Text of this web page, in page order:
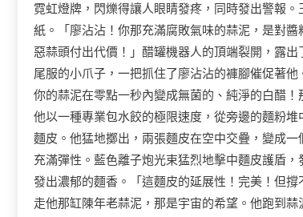
霓虹燈牌，閃爍得讓人眼睛發疼，同時發出警報
紙。「廖沾沾！你那充滿腐敗氣味的蒜泥，是對
惡蒜頭付出代價！」醋罐機器人的頂端裂開，露
尾服的小爪子，一把抓住了廖沾沾的褲腳催促著
你的蒜泥在零點一秒內變成無菌的、純淨的白醋
他以一種專業包水餃的極限速度，從旁邊的麵粉
麵皮。他猛地擲出，兩張麵皮在空中交疊，變成
充滿彈性。藍色離子炮光束猛烈地擊中麵皮護盾
發出濃郁的麵香。「這麵皮的延展性！完美！但撐
走他那缸陳年老蒜泥，那是宇宙的希望。他跑到